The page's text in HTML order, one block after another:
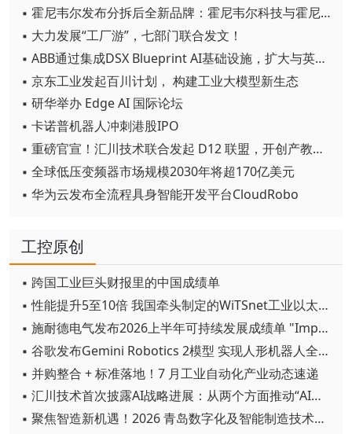
▪ 霍尼韦尔发布分拆后全新品牌：霍尼韦尔科技与霍尼韦尔航空航天
▪ 大力发展“工厂游”，七部门联合发文！
▪ ABB通过集成DSX Blueprint AI基础设施，扩大与英伟达的合作
▪ 京东工业发起百川计划， 构建工业大模型新生态
▪ 研华举办 Edge AI 国际论坛
▪ 卡诺普机器人冲刺港股IPO
▪ 重磅官宣！汇川技术联合发起 D12 联盟，开创产教融合新范式
▪ 全球低压变频器市场规模2030年将超170亿美元
▪ 华为云发布全流程具身智能开发平台CloudRobo
工控原创
▪ 跨国工业巨头财报里的中国成绩单
▪ 性能提升5至10倍 我国牵头制定的WiTSnet工业以太网国际标准正式发布
▪ 施耐德电气发布2026上半年可持续发展成绩单 "Impact 2030"路线图开局稳健
▪ 谷歌发布Gemini Robotics 2模型 实现人形机器人全身智能控制突破
▪ 并购整合 + 标准落地！7 月工业自动化产业动态速递
▪ 汇川技术首次披露AI战略进展：从两个方面推动“AI业务化”落地
▪ 聚焦智造新机遇！2026 青岛数字化及智能制造技术论坛圆满落幕